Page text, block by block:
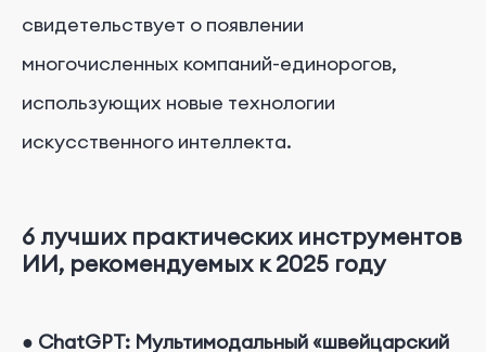
свидетельствует о появлении
многочисленных компаний-единорогов,
использующих новые технологии
искусственного интеллекта.
6 лучших практических инструментов
ИИ, рекомендуемых к 2025 году
● ChatGPT: Мультимодальный «швейцарский